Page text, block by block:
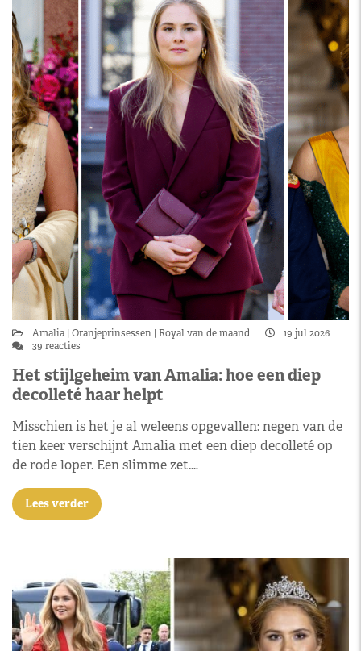
Amalia Oranjeprinsessen Royal van de maand
19 jul 2026
39 reacties
Het stijlgeheim van Amalia: hoe een diep
decolleté haar helpt
Misschien is het je al weleens opgevallen: negen van de
tien keer verschijnt Amalia met een diep decolleté op
de rode loper. Een slimme zet.…
Lees verder